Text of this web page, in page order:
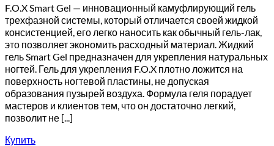
F.O.X Smart Gel — инновационный камуфлирующий гель
трехфазной системы, который отличается своей жидкой
консистенцией, его легко наносить как обычный гель-лак,
это позволяет экономить расходный материал. Жидкий
гель Smart Gel предназначен для укрепления натуральных
ногтей. Гель для укрепления F.O.X плотно ложится на
поверхность ногтевой пластины, не допуская
образования пузырей воздуха. Формула геля порадует
мастеров и клиентов тем, что он достаточно легкий,
позволит не [...]
Купить